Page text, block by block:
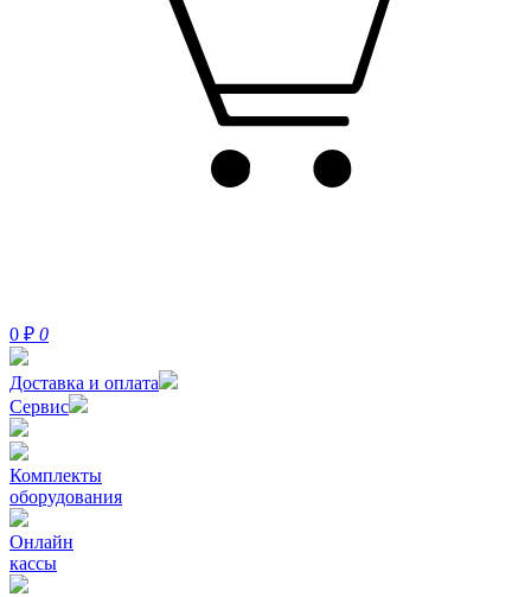
0 ₽ 0
Доставка и оплата
Сервис
Комплекты
оборудования
Онлайн
кассы